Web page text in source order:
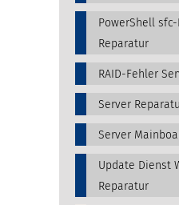
PowerShell
Reparatur
RAID-Fehler
Server
Server
Update Dienst
Reparatur